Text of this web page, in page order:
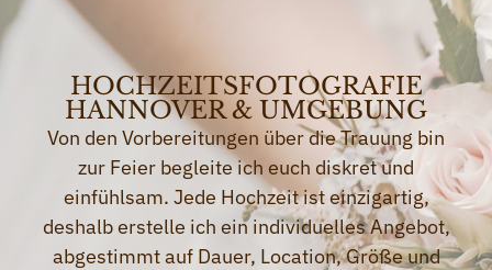
HOCHZEITSFOTOGRAFIE
HANNOVER & UMGEBUNG
Von den Vorbereitungen über die Trauung bin
zur Feier begleite ich euch diskret und
einfühlsam. Jede Hochzeit ist einzigartig,
deshalb erstelle ich ein individuelles Angebot,
abgestimmt auf Dauer, Location, Größe und